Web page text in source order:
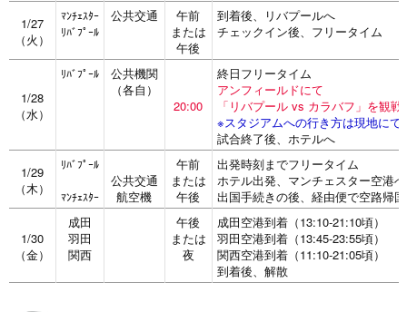
1/27
（火）
ﾏﾝﾁｪｽﾀｰ
ﾘﾊﾞﾌﾟｰﾙ
公共交通
午前
または
午後
到着後、リバプールへ
チェックイン後、フリータイム
1/28
（水）
ﾘﾊﾞﾌﾟｰﾙ
公共機関
（各自）
20:00
終日フリータイム
アンフィールドにて
「リバプール vs カラバフ」を観戦
※スタジアムへの行き方は現地に
試合終了後、ホテルへ
1/29
（木）
ﾘﾊﾞﾌﾟｰﾙ
ﾏﾝﾁｪｽﾀｰ
公共交通
航空機
午前
または
午後
出発時刻までフリータイム
ホテル出発、マンチェスター空港へ
出国手続きの後、経由便で空路帰
1/30
（金）
成田
羽田
関西
午後
または
夜
成田空港到着（13:10-21:10頃）
羽田空港到着（13:45-23:55頃）
関西空港到着（11:10-21:05頃）
到着後、解散